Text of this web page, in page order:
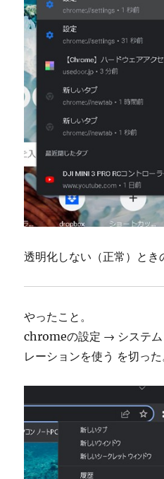
透明化しない（正常）とき
やったこと。
chromeの設定 → システム
レーションを使う を切っ